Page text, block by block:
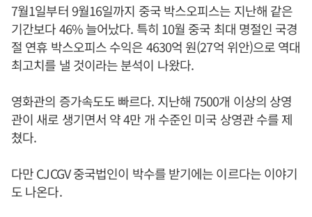
7월1일부터 9월16일까지 중국 박스오피스는 지난해 같은
기간보다 46% 늘어났다. 특히 10월 중국 최대 명절인 국경
절 연휴 박스오피스 수익은 4630억 원(27억 위안)으로 역대
최고치를 낼 것이라는 분석이 나왔다.
영화관의 증가속도도 빠르다. 지난해 7500개 이상의 상영
관이 새로 생기면서 약 4만 개 수준인 미국 상영관 수를 제
쳤다.
다만 CJCGV 중국법인이 박수를 받기에는 이르다는 이야기
도 나온다.